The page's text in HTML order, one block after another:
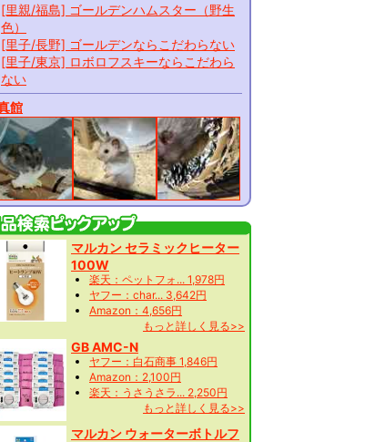
[里親/福島] ゴールデンハムスター（野生
色）
[里子/長野] ゴールデンならこだわらない
[里子/東京] ロボロフスキーならこだわら
ない
館
マルカン セラミックヒーター
100W
楽天：ペットフォ... 1,978円
ヤフー：char... 3,642円
Amazon：4,656円
もっと詳しく見る>>
GB AMC-N
ヤフー：白石商事 1,846円
Amazon：2,100円
楽天：うさうさラ... 2,250円
もっと詳しく見る>>
マルカン ウォーターボトルフ